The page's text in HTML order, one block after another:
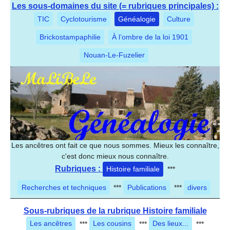
Les sous-domaines du site (= rubriques principales) :
TIC Cyclotourisme Généalogie Culture
Brickostampaphilie À l’ombre de la loi 1901
Nouan-Le-Fuzelier
Les ancêtres ont fait ce que nous sommes. Mieux les connaître,
c'est donc mieux nous connaître.
Rubriques : Histoire familiale ***
Recherches et techniques *** Publications *** divers
Sous-rubriques de la rubrique Histoire familiale
Les ancêtres *** Les cousins *** Des lieux... ***